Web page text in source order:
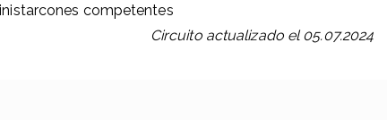
competentes
Circuito actualizado el 05.07.2024